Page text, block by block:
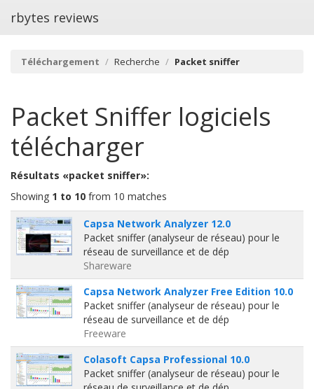
rbytes reviews
Téléchargement Recherche Packet sniffer
Packet Sniffer logiciels
télécharger
Résultats «packet sniffer»:
Showing 1 to 10 from 10 matches
Capsa Network Analyzer 12.0
Packet sniffer (analyseur de réseau) pour le
réseau de surveillance et de dép
Shareware
Capsa Network Analyzer Free Edition 10.0
Packet sniffer (analyseur de réseau) pour le
réseau de surveillance et de dép
Freeware
Colasoft Capsa Professional 10.0
Packet sniffer (analyseur de réseau) pour le